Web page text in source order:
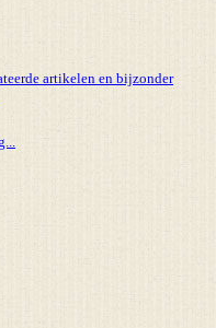
artikelen en bijzonder